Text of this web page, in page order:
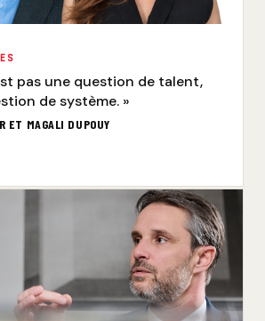
pas une question de talent,
de système. »
ET MAGALI DUPOUY